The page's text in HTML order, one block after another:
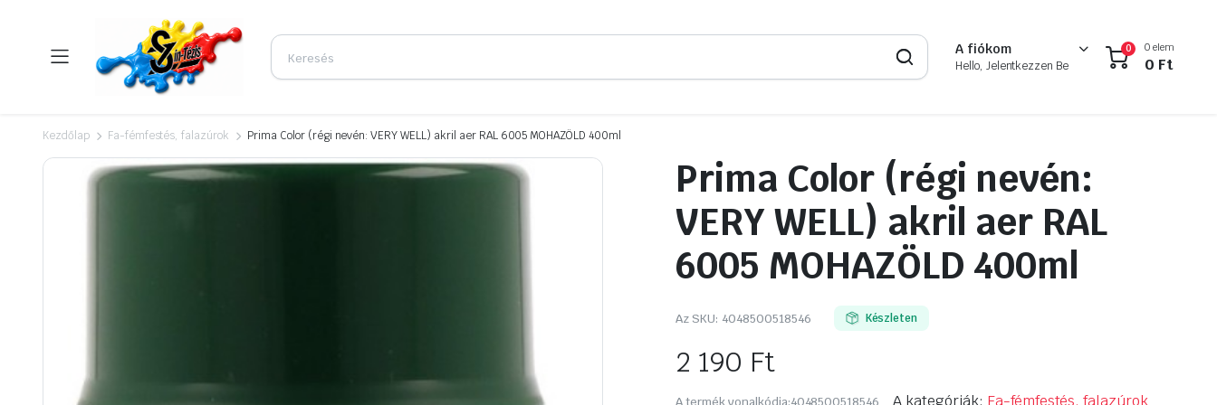
A fiókom
Hello, Jelentkezzen Be
0 0 elem
0 Ft
Kezdőlap Fa-fémfestés, falazúrok Prima Color (régi nevén: VERY WELL) akril aer RAL 6005 MOHAZÖLD 400ml
Prima Color (régi nevén:
VERY WELL) akril aer RAL
6005 MOHAZÖLD 400ml
Az SKU: 4048500518546 Készleten
2 190 Ft
A kategóriák: Fa-fémfestés, falazúrok